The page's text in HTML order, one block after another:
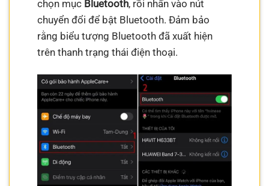
chọn mục Bluetooth, rồi nhấn vào nút
chuyển đổi để bật Bluetooth. Đảm bảo
rằng biểu tượng Bluetooth đã xuất hiện
trên thanh trạng thái điện thoại.